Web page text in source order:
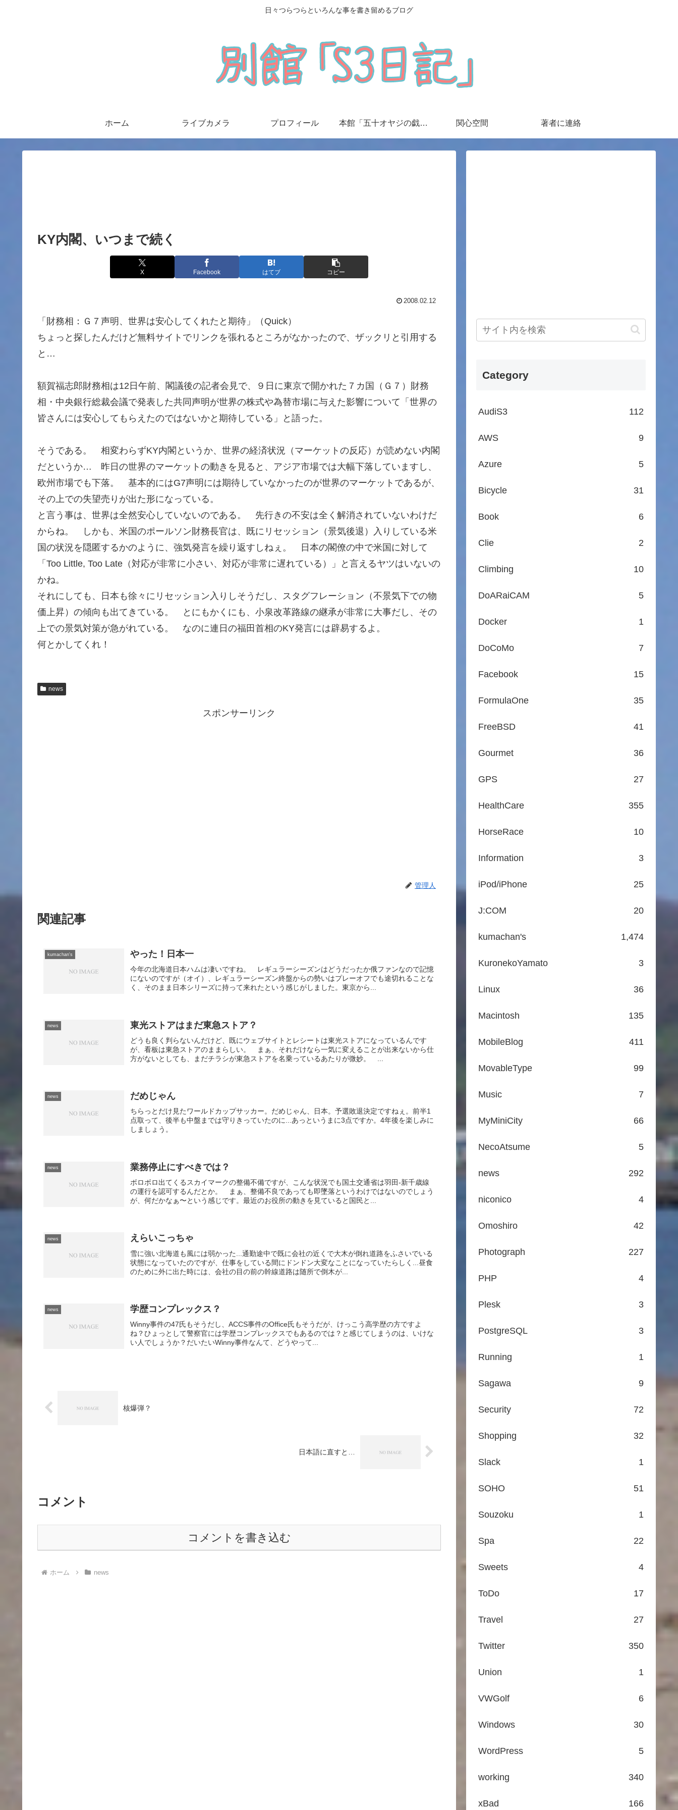
日々つらつらといろんな事を書き留めるブログ
ホーム ライブカメラ プロフィール 本館「五十オヤジの戯言日記」 関心空間 著者に連絡
KY内閣、いつまで続く
X Facebook はてブ コピー
2008.02.12
「財務相：Ｇ７声明、世界は安心してくれたと期待」（Quick）
ちょっと探したんだけど無料サイトでリンクを張れるところがなかったので、ザックリと引用する
と…
額賀福志郎財務相は12日午前、閣議後の記者会見で、９日に東京で開かれた７カ国（Ｇ７）財務
相・中央銀行総裁会議で発表した共同声明が世界の株式や為替市場に与えた影響について「世界の
皆さんには安心してもらえたのではないかと期待している」と語った。
そうである。 相変わらずKY内閣というか、世界の経済状況（マーケットの反応）が読めない内閣
だというか… 昨日の世界のマーケットの動きを見ると、アジア市場では大幅下落していますし、
欧州市場でも下落。 基本的にはG7声明には期待していなかったのが世界のマーケットであるが、
その上での失望売りが出た形になっている。
と言う事は、世界は全然安心していないのである。 先行きの不安は全く解消されていないわけだ
からね。 しかも、米国のポールソン財務長官は、既にリセッション（景気後退）入りしている米
国の状況を隠匿するかのように、強気発言を繰り返すしねぇ。 日本の閣僚の中で米国に対して
「Too Little, Too Late（対応が非常に小さい、対応が非常に遅れている）」と言えるヤツはいないの
かね。
それにしても、日本も徐々にリセッション入りしそうだし、スタグフレーション（不景気下での物
価上昇）の傾向も出てきている。 とにもかくにも、小泉改革路線の継承が非常に大事だし、その
上での景気対策が急がれている。 なのに連日の福田首相のKY発言には辟易するよ。
何とかしてくれ！
news
スポンサーリンク
管理人
関連記事
kumachan's やった！日本一
今年の北海道日本ハムは凄いですね。 レギュラーシーズンはどうだったか俄ファンなので記憶
にないのですが（オイ）、レギュラーシーズン終盤からの勢いはプレーオフでも途切れることな
く、そのまま日本シリーズに持って来れたという感じがしました。東京から...
news 東光ストアはまだ東急ストア？
どうも良く判らないんだけど、既にウェブサイトとレシートは東光ストアになっているんです
が、看板は東急ストアのままらしい。 まぁ、それだけなら一気に変えることが出来ないから仕
方がないとしても、まだチラシが東急ストアを名乗っているあたりが微妙。 ...
news だめじゃん
ちらっとだけ見たワールドカップサッカー。だめじゃん、日本。予選敗退決定ですねぇ。前半1
点取って、後半も中盤までは守りきっていたのに...あっというまに3点ですか。4年後を楽しみに
しましょう。
news 業務停止にすべきでは？
ボロボロ出てくるスカイマークの整備不備ですが、こんな状況でも国土交通省は羽田-新千歳線
の運行を認可するんだとか。 まぁ、整備不良であっても即墜落というわけではないのでしょう
が、何だかなぁ〜という感じです。最近のお役所の動きを見ていると国民と...
news えらいこっちゃ
雪に強い北海道も風には弱かった...通勤途中で既に会社の近くで大木が倒れ道路をふさいでいる
状態になっていたのですが、仕事をしている間にドンドン大変なことになっていたらしく...昼食
のために外に出た時には、会社の目の前の幹線道路は随所で倒木が...
news 学歴コンプレックス？
Winny事件の47氏もそうだし、ACCS事件のOffice氏もそうだが、けっこう高学歴の方ですよ
ね？ひょっとして警察官には学歴コンプレックスでもあるのでは？と感じてしまうのは、いけな
い人でしょうか？だいたいWinny事件なんて、どうやって...
核爆弾？
日本語に直すと…
コメント
コメントを書き込む
ホーム news
Category
AudiS3 112
AWS 9
Azure 5
Bicycle 31
Book 6
Clie 2
Climbing 10
DoARaiCAM 5
Docker 1
DoCoMo 7
Facebook 15
FormulaOne 35
FreeBSD 41
Gourmet 36
GPS 27
HealthCare 355
HorseRace 10
Information 3
iPod/iPhone 25
J:COM 20
kumachan's 1,474
KuronekoYamato 3
Linux 36
Macintosh 135
MobileBlog 411
MovableType 99
Music 7
MyMiniCity 66
NecoAtsume 5
news 292
niconico 4
Omoshiro 42
Photograph 227
PHP 4
Plesk 3
PostgreSQL 3
Running 1
Sagawa 9
Security 72
Shopping 32
Slack 1
SOHO 51
Souzoku 1
Spa 22
Sweets 4
ToDo 17
Travel 27
Twitter 350
Union 1
VWGolf 6
Windows 30
WordPress 5
working 340
xBad 166